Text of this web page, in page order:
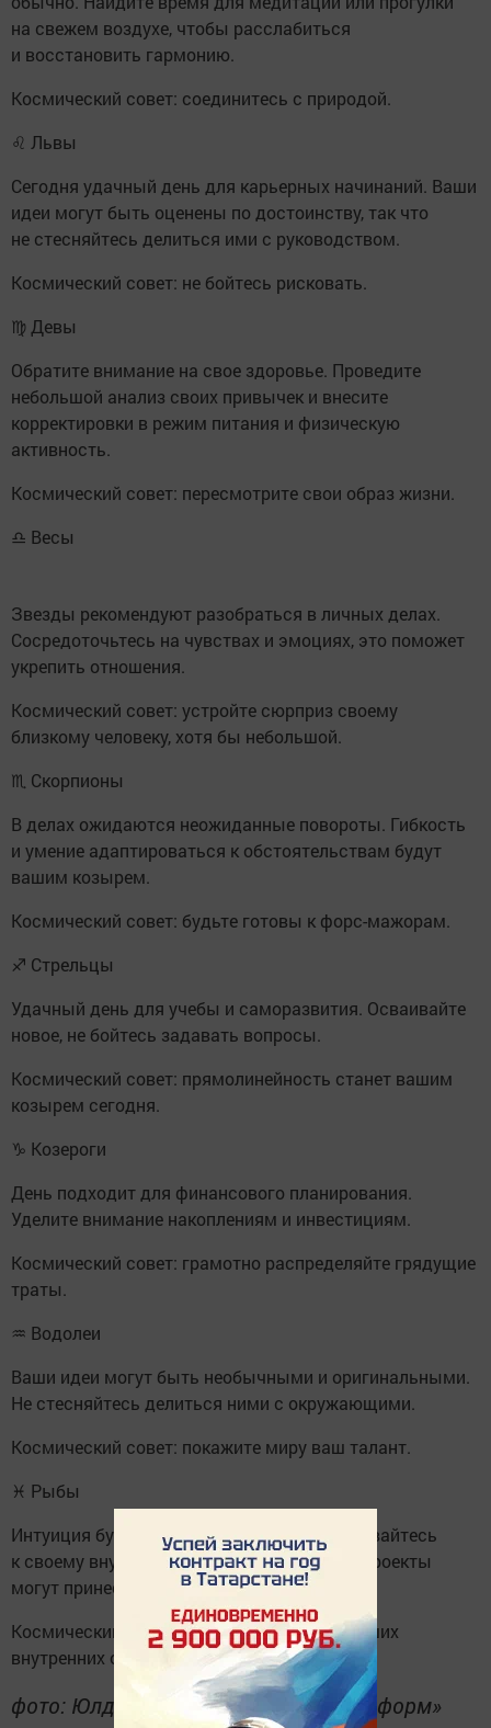
на свежем воздухе, чтобы расслабиться
и восстановить гармонию.
Космический совет: соединитесь с природой.
♌ Львы
Сегодня удачный день для карьерных начинаний. Ваши
идеи могут быть оценены по достоинству, так что
не стесняйтесь делиться ими с руководством.
Космический совет: не бойтесь рисковать.
♍ Девы
Обратите внимание на свое здоровье. Проведите
небольшой анализ своих привычек и внесите
корректировки в режим питания и физическую
активность.
Космический совет: пересмотрите свои образ жизни.
♎ Весы
Звезды рекомендуют разобраться в личных делах.
Сосредоточьтесь на чувствах и эмоциях, это поможет
укрепить отношения.
Космический совет: устройте сюрприз своему
близкому человеку, хотя бы небольшой.
♏ Скорпионы
В делах ожидаются неожиданные повороты. Гибкость
и умение адаптироваться к обстоятельствам будут
вашим козырем.
Космический совет: будьте готовы к форс-мажорам.
♐ Стрельцы
Удачный день для учебы и саморазвития. Осваивайте
новое, не бойтесь задавать вопросы.
Космический совет: прямолинейность станет вашим
козырем сегодня.
♑ Козероги
День подходит для финансового планирования.
Уделите внимание накоплениям и инвестициям.
Космический совет: грамотно распределяйте грядущие
траты.
♒ Водолеи
Ваши идеи могут быть необычными и оригинальными.
Не стесняйтесь делиться ними с окружающими.
Космический совет: покажите миру ваш талант.
♓ Рыбы
Интуиция будет сильна, поэтому прислушивайтесь
к своему внутреннему голосу. Творческие проекты
могут принести неожиданные результаты.
Космический совет: сфокусируйтесь на ваших
внутренних ощущениях.
фото: Юлдус Гимадиева/ «Кукмор-информ»